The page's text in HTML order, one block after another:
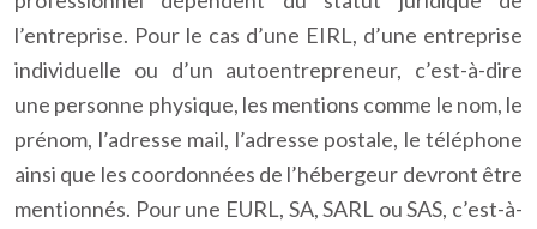
l’entreprise. Pour le cas d’une EIRL, d’une entreprise
individuelle ou d’un autoentrepreneur, c’est-à-dire
une personne physique, les mentions comme le nom, le
prénom, l’adresse mail, l’adresse postale, le téléphone
ainsi que les coordonnées de l’hébergeur devront être
mentionnés. Pour une EURL, SA, SARL ou SAS, c’est-à-